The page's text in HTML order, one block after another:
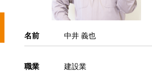
名前 中井 義也
職業 建設業